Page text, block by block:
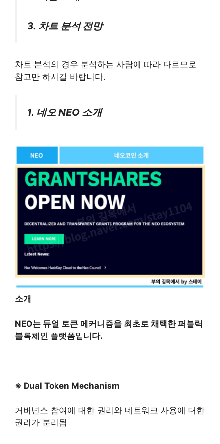
3. 차트 분석 전망
차트 분석의 경우 분석하는 사람에 따라 다르므로
참고만 하시길 바랍니다.
1. 네오 NEO 소개
소개
NEO는 듀얼 토큰 메커니즘을 최초로 채택한 퍼블릭
블록체인 플랫폼입니다.
※ Dual Token Mechanism
거버넌스 참여에 대한 권리와 네트워크 사용에 대한
권리가 분리됨